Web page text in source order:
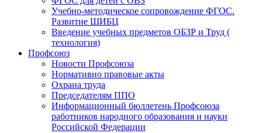
Учебно-методическое сопровождение ФГОС.
Развитие ШИБЦ
Введение учебных предметов ОБЗР и Труд (
технология)
Профсоюз
Новости Профсоюза
Нормативно правовые акты
Охрана труда
Председателям ППО
Информационный бюллетень Профсоюза
работников народного образования и науки
Российской Федерации